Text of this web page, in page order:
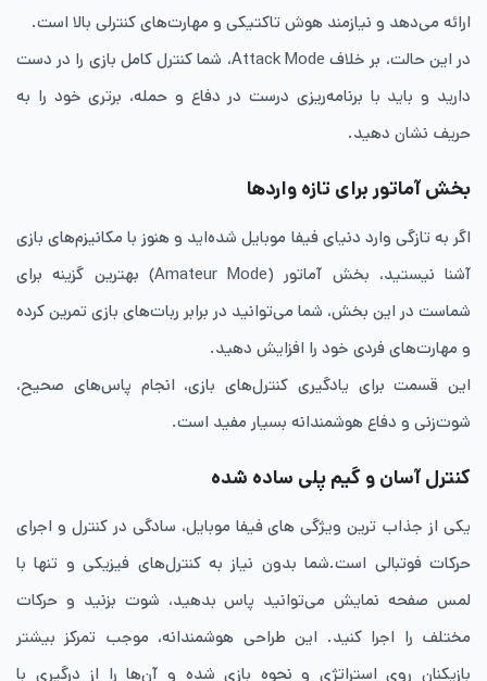
ارائه می‌دهد و نیازمند هوش تاکتیکی و مهارت‌های کنترلی بالا است.
در این حالت، بر خلاف Attack Mode، شما کنترل کامل بازی را در دست
دارید و باید با برنامه‌ریزی درست در دفاع و حمله، برتری خود را به
حریف نشان دهید.
بخش آماتور برای تازه واردها
اگر به تازگی وارد دنیای فیفا موبایل شده‌اید و هنوز با مکانیزم‌های بازی
آشنا نیستید، بخش آماتور (Amateur Mode) بهترین گزینه برای
شماست در این بخش، شما می‌توانید در برابر ربات‌های بازی تمرین کرده
و مهارت‌های فردی خود را افزایش دهید.
این قسمت برای یادگیری کنترل‌های بازی، انجام پاس‌های صحیح،
شوت‌زنی و دفاع هوشمندانه بسیار مفید است.
کنترل آسان و گیم پلی ساده شده
یکی از جذاب ترین ویژگی های فیفا موبایل، سادگی در کنترل و اجرای
حرکات فوتبالی است.شما بدون نیاز به کنترل‌های فیزیکی و تنها با
لمس صفحه نمایش می‌توانید پاس بدهید، شوت بزنید و حرکات
مختلف را اجرا کنید. این طراحی هوشمندانه، موجب تمرکز بیشتر
بازیکنان روی استراتژی و نحوه بازی شده و آن‌ها را از درگیری با